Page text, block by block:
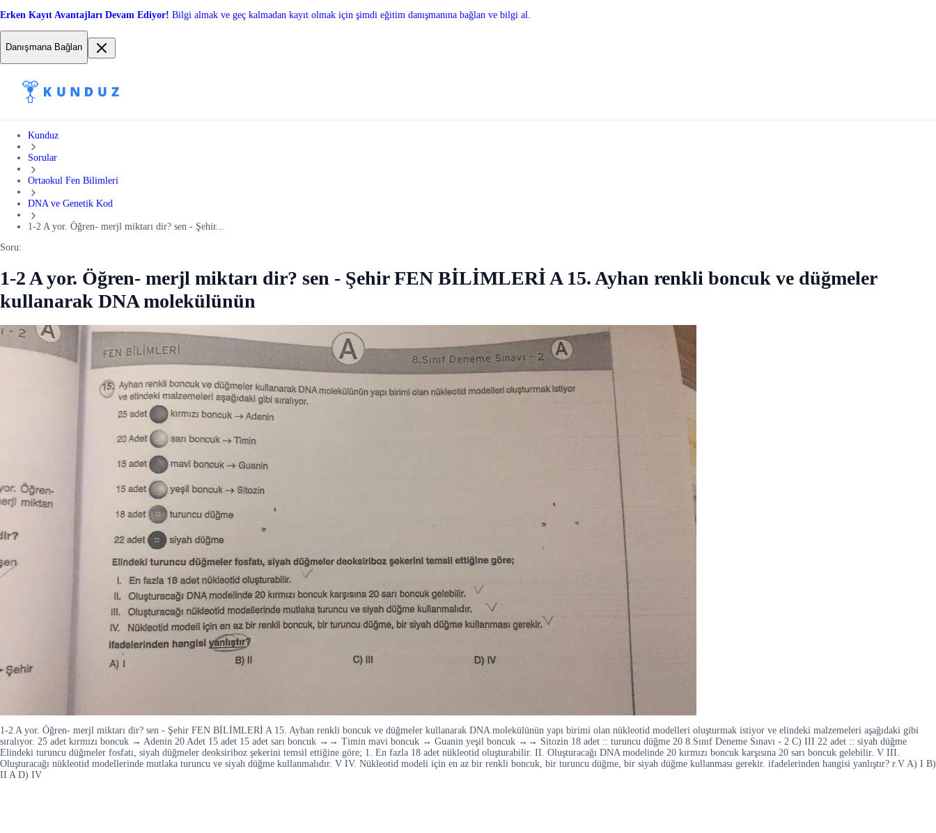
Erken Kayıt Avantajları Devam Ediyor! Bilgi almak ve geç kalmadan kayıt olmak için şimdi eğitim danışmanına bağlan ve bilgi al.
Danışmana Bağlan
Kunduz
Sorular
Ortaokul Fen Bilimleri
DNA ve Genetik Kod
1-2 A yor. Öğren- merjl miktarı dir? sen - Şehir...
Soru:
1-2 A yor. Öğren- merjl miktarı dir? sen - Şehir FEN BİLİMLERİ A 15. Ayhan renkli boncuk ve düğmeler
kullanarak DNA molekülünün
1-2 A yor. Öğren- merjl miktarı dir? sen - Şehir FEN BİLİMLERİ A 15. Ayhan renkli boncuk ve düğmeler kullanarak DNA molekülünün yapı birimi olan nükleotid modelleri oluşturmak istiyor ve elindeki malzemeleri aşağıdaki gibi
sıralıyor. 25 adet kırmızı boncuk → Adenin 20 Adet 15 adet 15 adet sarı boncuk →→ Timin mavi boncuk → Guanin yeşil boncuk →→ Sitozin 18 adet :: turuncu düğme 20 8.Sınıf Deneme Sınavı - 2 C) III 22 adet :: siyah düğme
Elindeki turuncu düğmeler fosfatı, siyah düğmeler deoksiriboz şekerini temsil ettiğine göre; 1. En fazla 18 adet nükleotid oluşturabilir. II. Oluşturacağı DNA modelinde 20 kırmızı boncuk karşısına 20 sarı boncuk gelebilir. V III.
Oluşturacağı nükleotid modellerinde mutlaka turuncu ve siyah düğme kullanmalıdır. V IV. Nükleotid modeli için en az bir renkli boncuk, bir turuncu düğme, bir siyah düğme kullanması gerekir. ifadelerinden hangisi yanlıştır? r.V A) I B)
II A D) IV